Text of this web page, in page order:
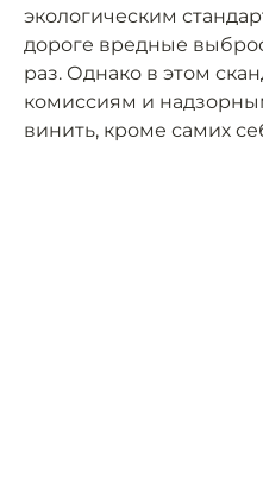
экологическим
дороге вредные
раз. Однако в этом
комиссиям и
винить, кроме самих